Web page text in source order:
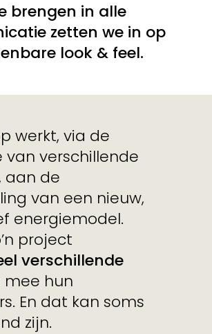
brengen in alle
zetten we in op
look & feel.
werkt, via de
van verschillende
aan de
van een nieuw,
energiemodel.
project
verschillende
mee hun
En dat kan soms
zijn.